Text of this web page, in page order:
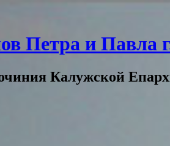
Петра и Павла
Калужской